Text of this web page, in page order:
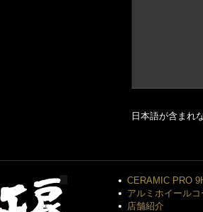
日本語が含まれ
CERAMIC PRO
アルミホイール
店舗紹介